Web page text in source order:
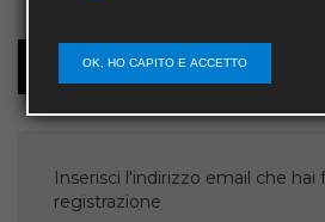
Recupera username
Inserisci l'indirizzo email che hai
registrazione
OK, HO CAPITO E ACCETTO